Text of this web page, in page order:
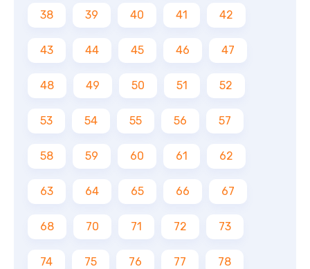
38 39 40 41 42
43 44 45 46 47
48 49 50 51 52
53 54 55 56 57
58 59 60 61 62
63 64 65 66 67
68 70 71 72 73
74 75 76 77 78